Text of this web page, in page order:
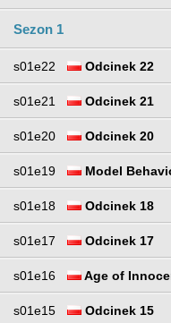
Sezon 1
s01e22 Odcinek 22
s01e21 Odcinek 21
s01e20 Odcinek 20
s01e19 Model
s01e18 Odcinek 18
s01e17 Odcinek 17
s01e16 Age of
s01e15 Odcinek 15